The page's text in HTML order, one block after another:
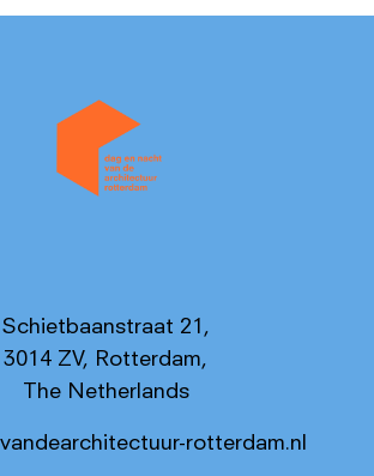
Schietbaanstraat 21,
3014 ZV, Rotterdam,
The Netherlands
rotterdam.nl